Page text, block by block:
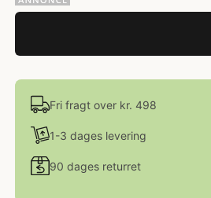
Fri fragt over kr. 498
1-3 dages levering
90 dages returret